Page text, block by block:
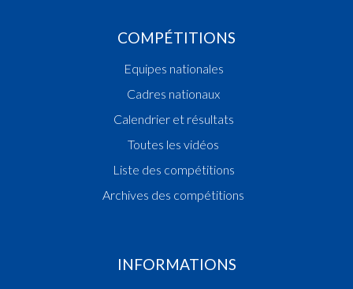
COMPÉTITIONS
Equipes nationales
Cadres nationaux
Calendrier et résultats
Toutes les vidéos
Liste des compétitions
Archives des compétitions
INFORMATIONS